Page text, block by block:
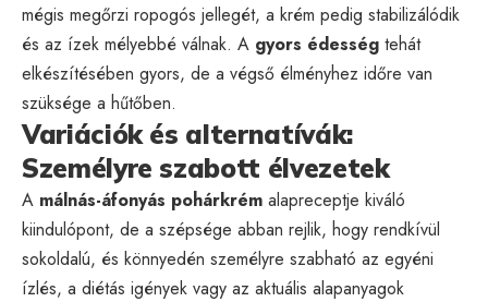
mégis megőrzi ropogós jellegét, a krém pedig stabilizálódik
és az ízek mélyebbé válnak. A gyors édesség tehát
elkészítésében gyors, de a végső élményhez időre van
szüksége a hűtőben.
Variációk és alternatívák:
Személyre szabott élvezetek
A málnás-áfonyás pohárkrém alapreceptje kiváló
kiindulópont, de a szépsége abban rejlik, hogy rendkívül
sokoldalú, és könnyedén személyre szabható az egyéni
ízlés, a diétás igények vagy az aktuális alapanyagok